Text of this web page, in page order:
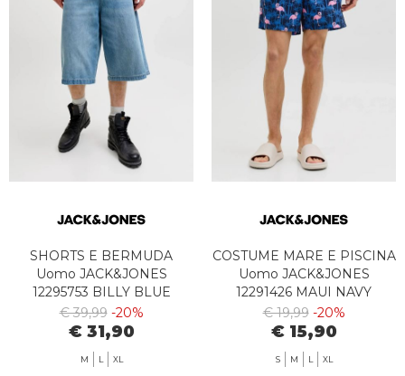
SHORTS E BERMUDA
Uomo JACK&JONES
12295753 BILLY BLUE
DENIM
€ 39,99 -20%
€ 31,90
M L XL
COSTUME MARE E PISCINA
Uomo JACK&JONES
12291426 MAUI NAVY
BLAZER
€ 19,99 -20%
€ 15,90
S M L XL